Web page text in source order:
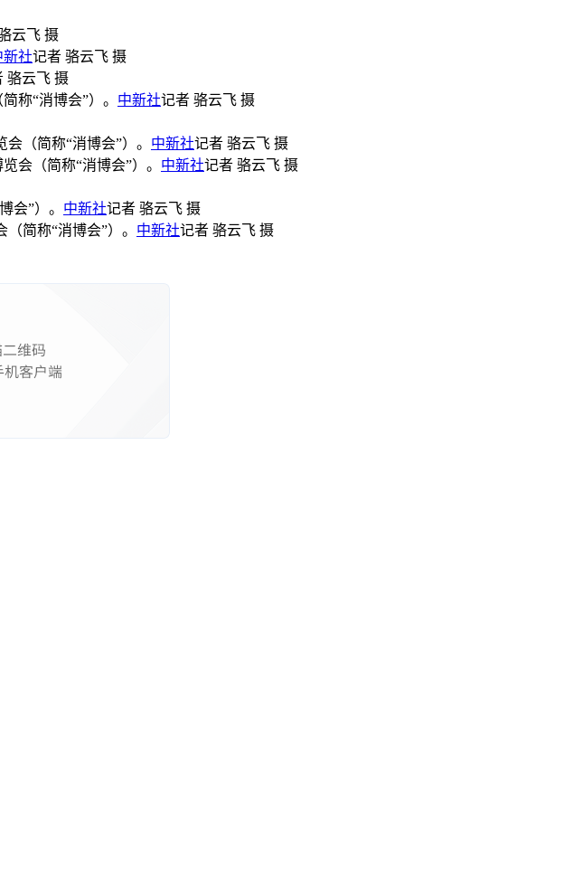
云飞 摄
新社记者 骆云飞 摄
骆云飞 摄
称“消博会”）。 中新社记者 骆云飞 摄
（简称“消博会”）。 中新社记者 骆云飞 摄
会（简称“消博会”）。 中新社记者 骆云飞 摄
会”）。 中新社记者 骆云飞 摄
简称“消博会”）。 中新社记者 骆云飞 摄